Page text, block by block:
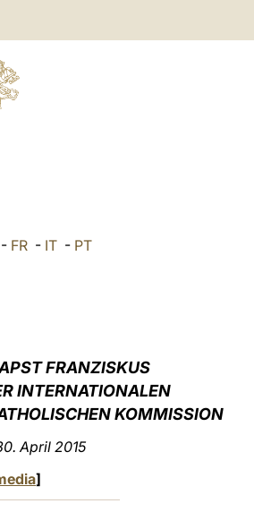
- FR - IT - PT
FRANZISKUS
INTERNATIONALEN
KOMMISSION
April 2015
]